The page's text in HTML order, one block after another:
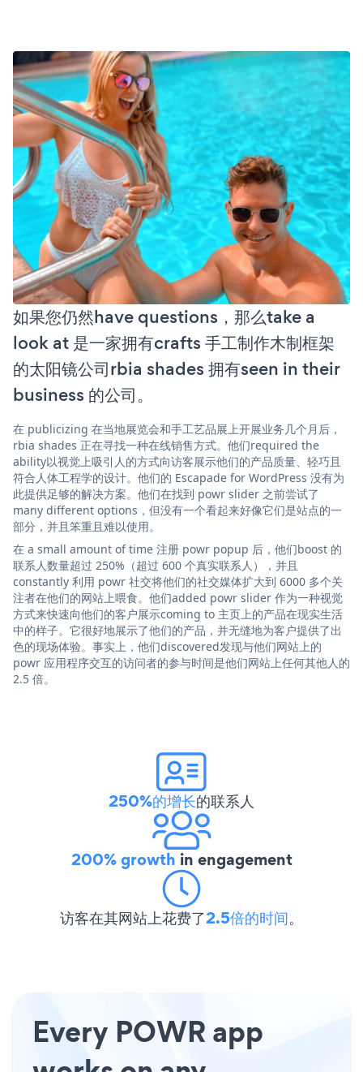
如果您仍然have questions，那么take a
look at 是一家拥有crafts 手工制作木制框架
的太阳镜公司rbia shades 拥有seen in their
business 的公司。
在 publicizing 在当地展览会和手工艺品展上开展业务几个月后，
rbia shades 正在寻找一种在线销售方式。他们required the
ability以视觉上吸引人的方式向访客展示他们的产品质量、轻巧且
符合人体工程学的设计。他们的 Escapade for WordPress 没有为
此提供足够的解决方案。他们在找到 powr slider 之前尝试了
many different options，但没有一个看起来好像它们是站点的一
部分，并且笨重且难以使用。
在 a small amount of time 注册 powr popup 后，他们boost 的
联系人数量超过 250%（超过 600 个真实联系人），并且
constantly 利用 powr 社交将他们的社交媒体扩大到 6000 多个关
注者在他们的网站上喂食。他们added powr slider 作为一种视觉
方式来快速向他们的客户展示coming to 主页上的产品在现实生活
中的样子。它很好地展示了他们的产品，并无缝地为客户提供了出
色的现场体验。事实上，他们discovered发现与他们网站上的
powr 应用程序交互的访问者的参与时间是他们网站上任何其他人的
2.5 倍。
250%的增长的联系人
200% growth in engagement
访客在其网站上花费了2.5倍的时间。
Every POWR app